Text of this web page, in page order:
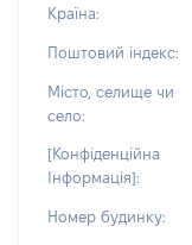
Країна:
Поштовий індекс:
Місто, селище чи
село:
[Конфіденційна
Інформація]:
Номер будинку: